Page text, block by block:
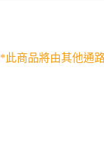
*此商品將由其他通